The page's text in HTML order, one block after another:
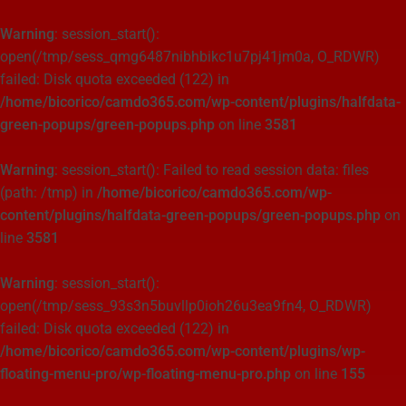
Warning: session_start():
open(/tmp/sess_qmg6487nibhbikc1u7pj41jm0a, O_RDWR)
failed: Disk quota exceeded (122) in
/home/bicorico/camdo365.com/wp-content/plugins/halfdata-
green-popups/green-popups.php on line 3581
Warning: session_start(): Failed to read session data: files
(path: /tmp) in /home/bicorico/camdo365.com/wp-
content/plugins/halfdata-green-popups/green-popups.php on
line 3581
Warning: session_start():
open(/tmp/sess_93s3n5buvllp0ioh26u3ea9fn4, O_RDWR)
failed: Disk quota exceeded (122) in
/home/bicorico/camdo365.com/wp-content/plugins/wp-
floating-menu-pro/wp-floating-menu-pro.php on line 155